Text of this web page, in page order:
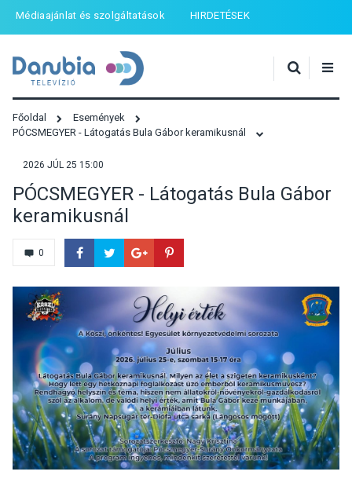
Médiaajánlat és szolgáltatások HIRDETÉSEK
Főoldal
Események
PÓCSMEGYER - Látogatás Bula Gábor keramikusnál
2026 JÚL 25 15:00
PÓCSMEGYER - Látogatás Bula Gábor
keramikusnál
0